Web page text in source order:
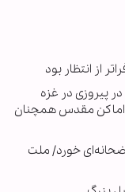
از انتظار بود
پیروزی در غزه
مقدس همچنان
خورد/ ملت